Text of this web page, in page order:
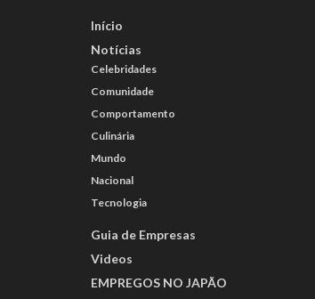
Início
Notícias
Celebridades
Comunidade
Comportamento
Culinária
Mundo
Nacional
Tecnologia
Guia de Empresas
Videos
EMPREGOS NO JAPÃO